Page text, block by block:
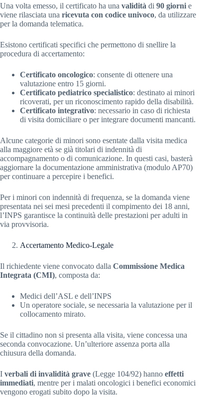
Una volta emesso, il certificato ha una validità di 90 giorni e
viene rilasciata una ricevuta con codice univoco, da utilizzare
per la domanda telematica.
Esistono certificati specifici che permettono di snellire la
procedura di accertamento:
Certificato oncologico: consente di ottenere una
valutazione entro 15 giorni.
Certificato pediatrico specialistico: destinato ai minori
ricoverati, per un riconoscimento rapido della disabilità.
Certificato integrativo: necessario in caso di richiesta
di visita domiciliare o per integrare documenti mancanti.
Alcune categorie di minori sono esentate dalla visita medica
alla maggiore età se già titolari di indennità di
accompagnamento o di comunicazione. In questi casi, basterà
aggiornare la documentazione amministrativa (modulo AP70)
per continuare a percepire i benefici.
Per i minori con indennità di frequenza, se la domanda viene
presentata nei sei mesi precedenti il compimento dei 18 anni,
l’INPS garantisce la continuità delle prestazioni per adulti in
via provvisoria.
Accertamento Medico-Legale
Il richiedente viene convocato dalla Commissione Medica
Integrata (CMI), composta da:
Medici dell’ASL e dell’INPS
Un operatore sociale, se necessaria la valutazione per il
collocamento mirato.
Se il cittadino non si presenta alla visita, viene concessa una
seconda convocazione. Un’ulteriore assenza porta alla
chiusura della domanda.
I verbali di invalidità grave (Legge 104/92) hanno effetti
immediati, mentre per i malati oncologici i benefici economici
vengono erogati subito dopo la visita.